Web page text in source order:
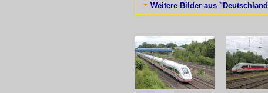
Weitere Bilder aus